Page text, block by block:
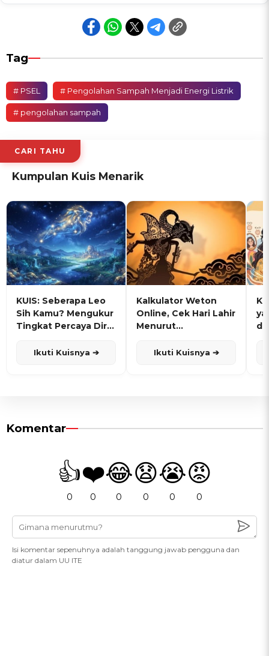
Tag
# PSEL # Pengolahan Sampah Menjadi Energi Listrik
# pengolahan sampah
CARI TAHU
Kumpulan Kuis Menarik
KUIS: Seberapa Leo
Sih Kamu? Mengukur
Tingkat Percaya Diri
Ikuti Kuisnya ➔
Kalkulator Weton
Online, Cek Hari Lahir
Menurut
Ikuti Kuisnya ➔
Komentar
👍
0
❤️
0
😂
0
😧
0
😭
0
😡
0
Isi komentar sepenuhnya adalah tanggung jawab pengguna dan
diatur dalam UU ITE